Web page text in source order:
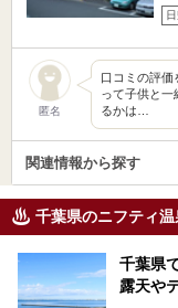
匿名
口コミの評価
って子供と一
るかは…
関連情報から探す
千葉県のニフティ
千葉県
露天や